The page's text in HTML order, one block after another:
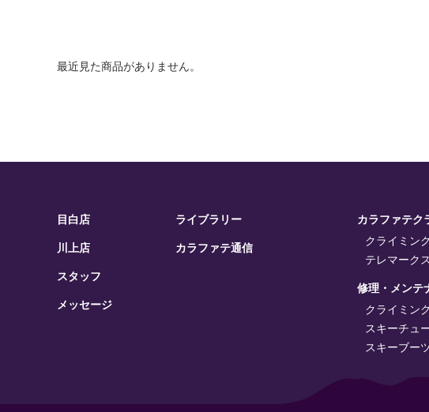
最近見た商品がありません。
目白店
川上店
スタッフ
メッセージ
ライブラリー
カラファテ通信
カラファテク
クライミン
テレマーク
修理・メンテ
クライミン
スキーチュ
スキーブー